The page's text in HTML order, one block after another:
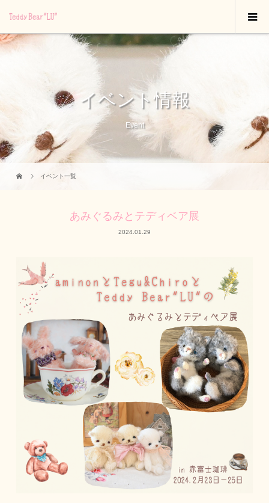
イベント情報
Event
イベント一覧
あみぐるみとテディベア展
2024.01.29